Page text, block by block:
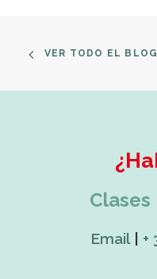
VER TODO EL BLOG
Email| +